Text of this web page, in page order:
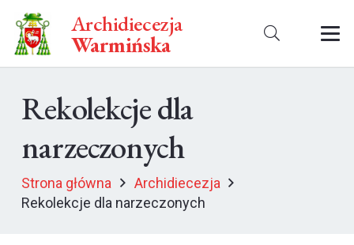
Archidiecezja
Warmińska
Rekolekcje dla
narzeczonych
Strona główna
Archidiecezja
Rekolekcje dla narzeczonych